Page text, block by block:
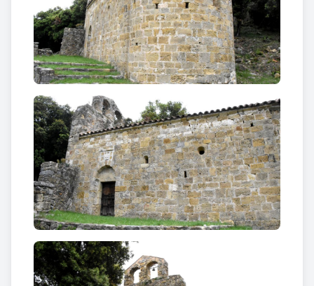
Laporta de fustaconserva alguns elements de la
ferramenta de ferro forjat originals del període
romànic, amb les tires de ferro horitzontals obertes
als extremes en volutes enfrontades.
Curiositats